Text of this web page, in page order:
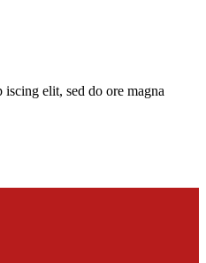
elit, sed do ore magna